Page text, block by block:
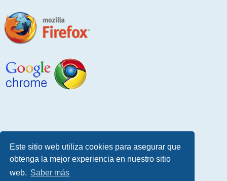
Este sitio web utiliza cookies para asegurar que
obtenga la mejor experiencia en nuestro sitio
web. Saber más